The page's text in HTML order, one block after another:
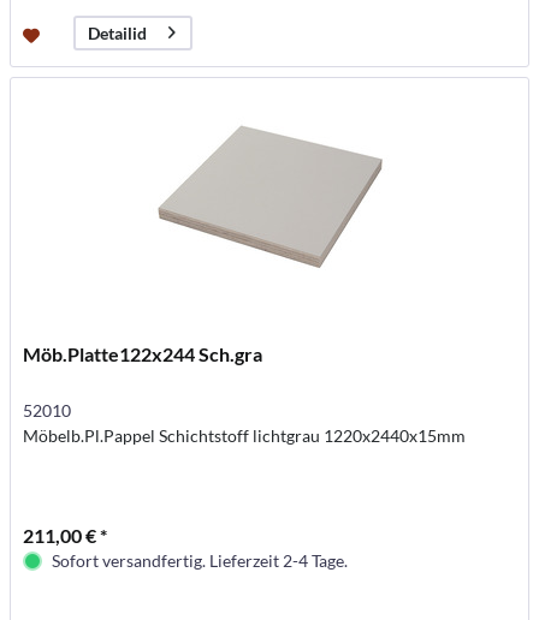
Detailid
Möb.Platte122x244 Sch.gra
52010
Möbelb.Pl.Pappel Schichtstoff lichtgrau 1220x2440x15mm
211,00 € *
Sofort versandfertig. Lieferzeit 2-4 Tage.